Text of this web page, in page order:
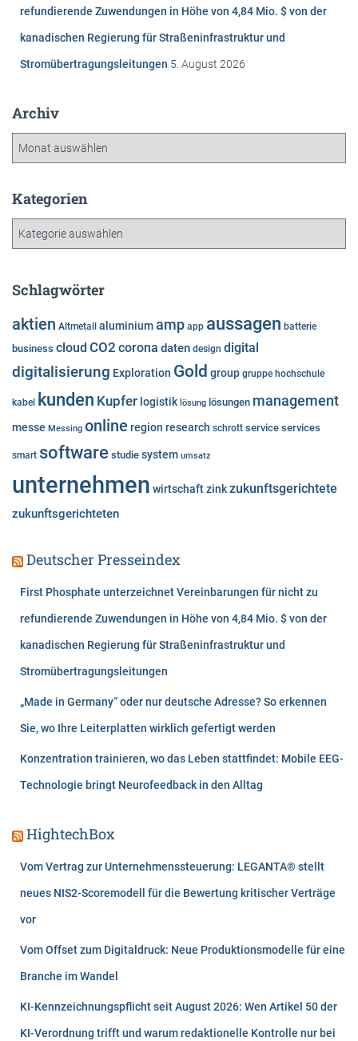
refundierende Zuwendungen in Höhe von 4,84 Mio. $ von der
kanadischen Regierung für Straßeninfrastruktur und
Stromübertragungsleitungen 5. August 2026
Archiv
h
Kategorien
g
r
i
e
Schlagwörter
aktien Altmetall aluminiumamp app aussagen batterie
business cloud CO2 corona daten design digital
digitalisierung Exploration Gold group gruppe hochschule
kabel kunden Kupfer logistik lösung lösungen management
messe Messing online region research schrott service services
smart software studie system umsatz
unternehmen wirtschaftzinkzukunftsgerichtete
zukunftsgerichteten
Deutscher Presseindex
First Phosphate unterzeichnet Vereinbarungen für nicht zu
refundierende Zuwendungen in Höhe von 4,84 Mio. $ von der
kanadischen Regierung für Straßeninfrastruktur und
Stromübertragungsleitungen
„Made in Germany“ oder nur deutsche Adresse? So erkennen
Sie, wo Ihre Leiterplatten wirklich gefertigt werden
Konzentration trainieren, wo das Leben stattfindet: Mobile EEG-
Technologie bringt Neurofeedback in den Alltag
HightechBox
Vom Vertrag zur Unternehmenssteuerung: LEGANTA® stellt
neues NIS2-Scoremodell für die Bewertung kritischer Verträge
vor
Vom Offset zum Digitaldruck: Neue Produktionsmodelle für eine
Branche im Wandel
KI-Kennzeichnungspflicht seit August 2026: Wen Artikel 50 der
KI-Verordnung trifft und warum redaktionelle Kontrolle nur bei